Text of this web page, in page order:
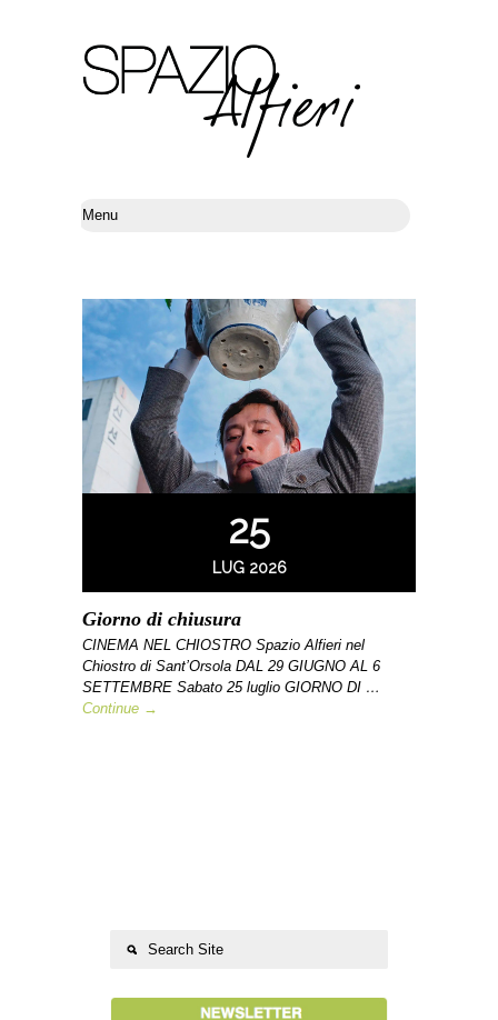
25
LUG 2026
Giorno di chiusura
CINEMA NEL CHIOSTRO Spazio Alfieri nel
Chiostro di Sant’Orsola DAL 29 GIUGNO AL 6
SETTEMBRE Sabato 25 luglio GIORNO DI …
Continue →